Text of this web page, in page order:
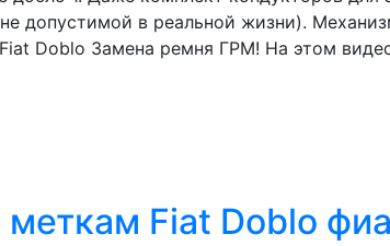
допустимой в реальной жизни).
Doblo Замена ремня ГРМ! На этом
Fiat Doblo